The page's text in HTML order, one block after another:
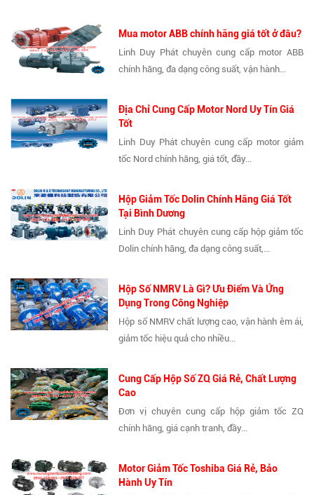
Mua motor ABB chính hãng giá tốt ở đâu?
Linh Duy Phát chuyên cung cấp motor ABB
chính hãng, đa dạng công suất, vận hành...
Địa Chỉ Cung Cấp Motor Nord Uy Tín Giá
Tốt
Linh Duy Phát chuyên cung cấp motor giảm
tốc Nord chính hãng, giá tốt, đầy...
Hộp Giảm Tốc Dolin Chính Hãng Giá Tốt
Tại Bình Dương
Linh Duy Phát chuyên cung cấp hộp giảm tốc
Dolin chính hãng, đa dạng công suất,...
Hộp Số NMRV Là Gì? Ưu Điểm Và Ứng
Dụng Trong Công Nghiệp
Hộp số NMRV chất lượng cao, vận hành êm ái,
giảm tốc hiệu quả cho nhiều...
Cung Cấp Hộp Số ZQ Giá Rẻ, Chất Lượng
Cao
Đơn vị chuyên cung cấp hộp giảm tốc ZQ
chính hãng, giá cạnh tranh, đầy...
Motor Giảm Tốc Toshiba Giá Rẻ, Bảo
Hành Uy Tín